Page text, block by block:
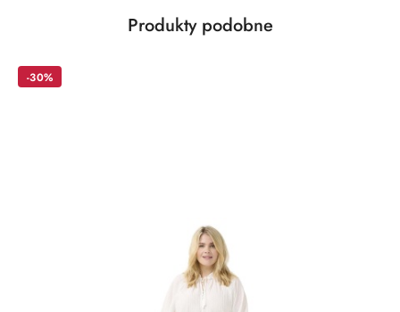
Pomiń karuzelę produktów
Produkty
Produkty podobne
-30%